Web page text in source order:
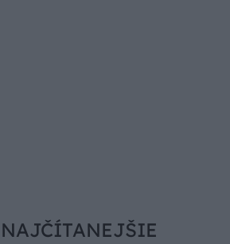
NAJČÍTANEJŠIE